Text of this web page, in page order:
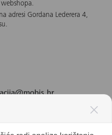
adresi Gordana Lederera 4,